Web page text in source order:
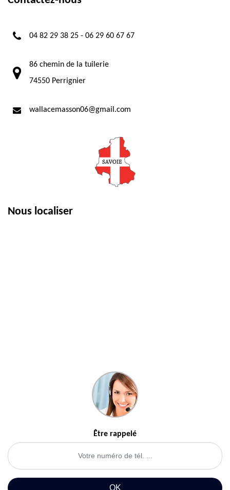
04 82 29 38 25 - 06 29 60 67 67
86 chemin de la tuilerie
74550 Perrignier
wallacemasson06@gmail.com
Nous localiser
Être rappelé